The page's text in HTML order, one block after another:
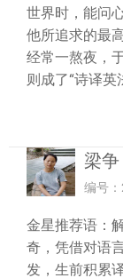
世界时，能问
他所追求的最
经常一熬夜，
则成了“诗译英
梁争
编号
金星推荐语：
奇，凭借对语
发，生前积累